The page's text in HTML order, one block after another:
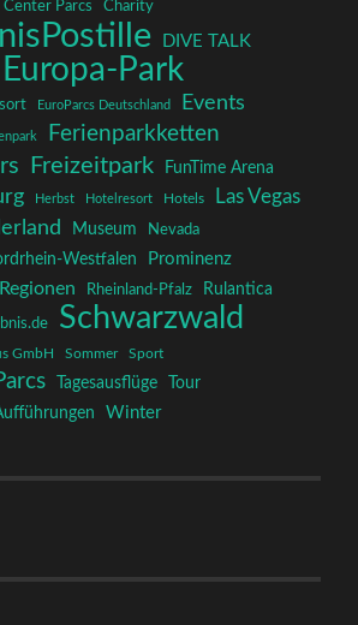
Center Parcs Charity
DIVE TALK
Europa-Park
EuroParcs Deutschland Events
Ferienparkketten
Freizeitpark FunTime Arena
Herbst Hotelresort Hotels
Las Vegas
Museum Nevada
Westfalen Prominenz
Rheinland-Pfalz Rulantica
Schwarzwald
GmbH Sommer Sport
Tagesausflüge
Tour
Winter